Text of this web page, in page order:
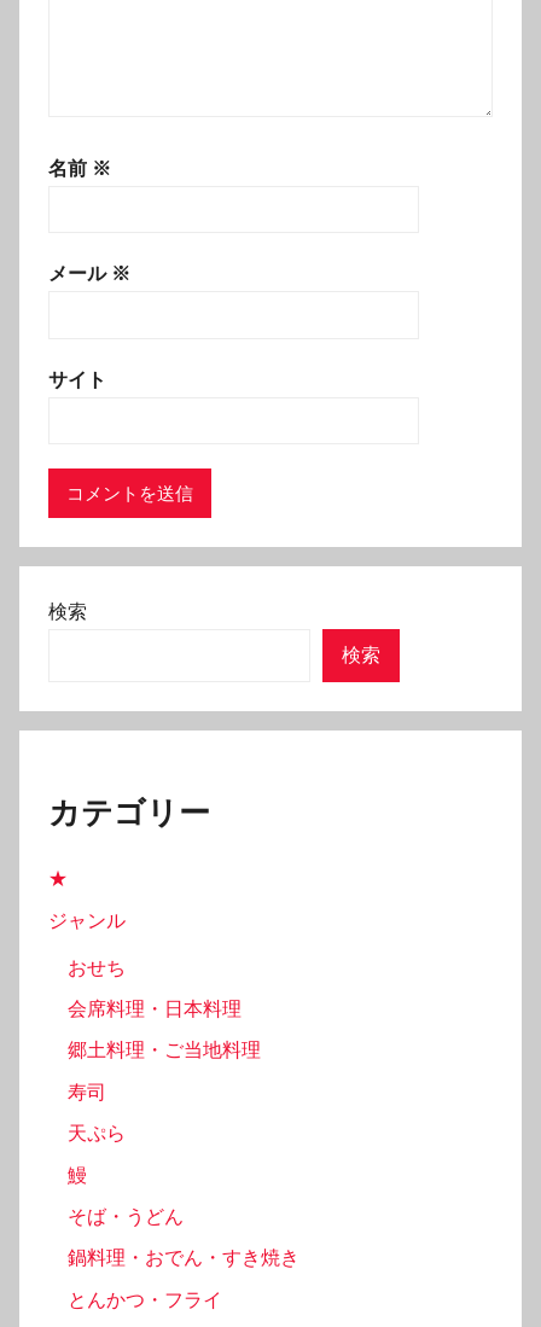
名前 ※
メール ※
サイト
検索
検索
カテゴリー
★
ジャンル
おせち
会席料理・日本料理
郷土料理・ご当地料理
寿司
天ぷら
鰻
そば・うどん
鍋料理・おでん・すき焼き
とんかつ・フライ